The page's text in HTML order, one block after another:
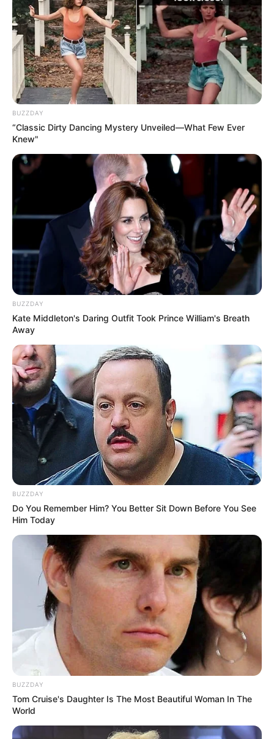
BUZZDAY
“Classic Dirty Dancing Mystery Unveiled—What Few Ever
Knew"
BUZZDAY
Kate Middleton's Daring Outfit Took Prince William's Breath
Away
BUZZDAY
Do You Remember Him? You Better Sit Down Before You See
Him Today
BUZZDAY
Tom Cruise's Daughter Is The Most Beautiful Woman In The
World